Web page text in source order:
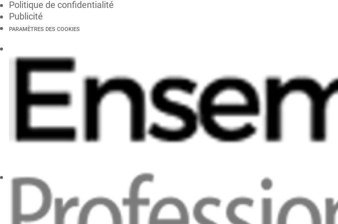
Politique de confidentialité
Publicité
PARAMÈTRES DES COOKIES